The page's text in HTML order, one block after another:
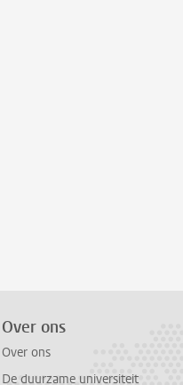
Over ons
Over ons
De duurzame universiteit